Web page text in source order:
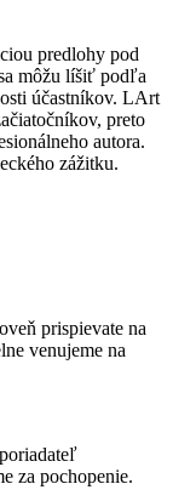
predlohy pod
môžu líšiť podľa
účastníkov. LArt
preto
autora.
zážitku.
prispievate na
venujeme na
za pochopenie.